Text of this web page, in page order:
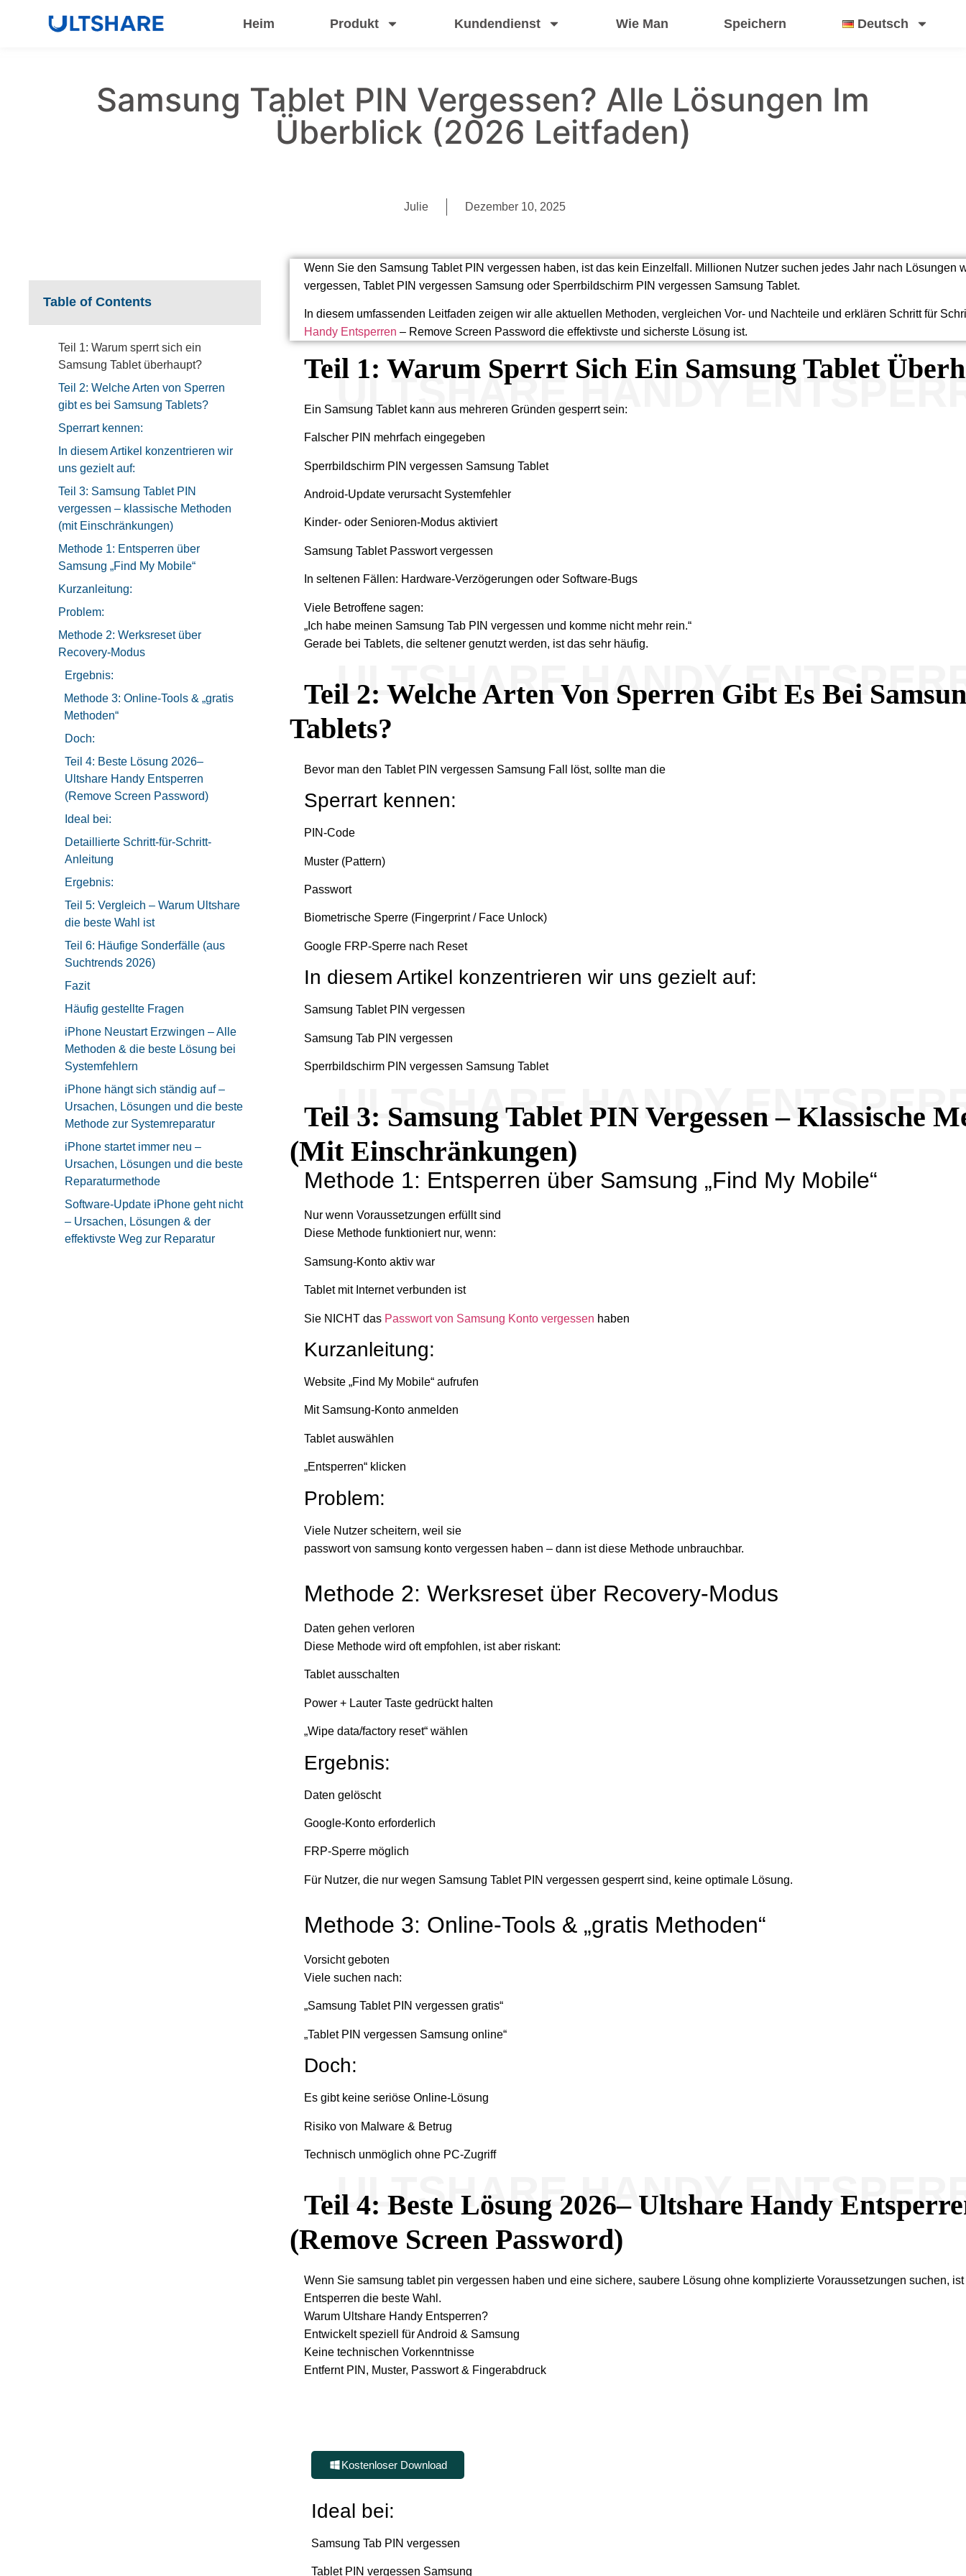
Heim Produkt Kundendienst Wie Man Speichern Deutsch
Samsung Tablet PIN Vergessen? Alle Lösungen Im
Überblick (2026 Leitfaden)
Julie Dezember 10, 2025
Table of Contents
Teil 1: Warum sperrt sich ein
Samsung Tablet überhaupt?
Teil 2: Welche Arten von Sperren
gibt es bei Samsung Tablets?
Sperrart kennen:
In diesem Artikel konzentrieren wir
uns gezielt auf:
Teil 3: Samsung Tablet PIN
vergessen – klassische Methoden
(mit Einschränkungen)
Methode 1: Entsperren über
Samsung „Find My Mobile“
Kurzanleitung:
Problem:
Methode 2: Werksreset über
Recovery-Modus
Ergebnis:
Methode 3: Online-Tools & „gratis
Methoden“
Doch:
Teil 4: Beste Lösung 2026–
Ultshare Handy Entsperren
(Remove Screen Password)
Ideal bei:
Detaillierte Schritt-für-Schritt-
Anleitung
Ergebnis:
Teil 5: Vergleich – Warum Ultshare
die beste Wahl ist
Teil 6: Häufige Sonderfälle (aus
Suchtrends 2026)
Fazit
Häufig gestellte Fragen
iPhone Neustart Erzwingen – Alle
Methoden & die beste Lösung bei
Systemfehlern
iPhone hängt sich ständig auf –
Ursachen, Lösungen und die beste
Methode zur Systemreparatur
iPhone startet immer neu –
Ursachen, Lösungen und die beste
Reparaturmethode
Software-Update iPhone geht nicht
– Ursachen, Lösungen & der
effektivste Weg zur Reparatur
Wenn Sie den Samsung Tablet PIN vergessen haben, ist das kein Einzelfall. Millionen Nutzer suchen jedes Jahr nach Lösungen
vergessen, Tablet PIN vergessen Samsung oder Sperrbildschirm PIN vergessen Samsung Tablet.
In diesem umfassenden Leitfaden zeigen wir alle aktuellen Methoden, vergleichen Vor- und Nachteile und erklären Schritt für
Handy Entsperren – Remove Screen Password die effektivste und sicherste Lösung ist.
ULTSHARE HANDY
Teil 1: Warum Sperrt Sich Ein Samsung Tablet
Ein Samsung Tablet kann aus mehreren Gründen gesperrt sein:
Falscher PIN mehrfach eingegeben
Sperrbildschirm PIN vergessen Samsung Tablet
Android-Update verursacht Systemfehler
Kinder- oder Senioren-Modus aktiviert
Samsung Tablet Passwort vergessen
In seltenen Fällen: Hardware-Verzögerungen oder Software-Bugs
Viele Betroffene sagen:
„Ich habe meinen Samsung Tab PIN vergessen und komme nicht mehr rein.“
Gerade bei Tablets, die seltener genutzt werden, ist das sehr häufig.
ULTSHARE HANDY
Teil 2: Welche Arten Von Sperren Gibt Es Bei
Tablets?
Bevor man den Tablet PIN vergessen Samsung Fall löst, sollte man die
Sperrart kennen:
PIN-Code
Muster (Pattern)
Passwort
Biometrische Sperre (Fingerprint / Face Unlock)
Google FRP-Sperre nach Reset
In diesem Artikel konzentrieren wir uns gezielt auf:
Samsung Tablet PIN vergessen
Samsung Tab PIN vergessen
Sperrbildschirm PIN vergessen Samsung Tablet
ULTSHARE HANDY
Teil 3: Samsung Tablet PIN Vergessen – Klassische
(mit Einschränkungen)
Methode 1: Entsperren über Samsung „Find My Mobile“
Nur wenn Voraussetzungen erfüllt sind
Diese Methode funktioniert nur, wenn:
Samsung-Konto aktiv war
Tablet mit Internet verbunden ist
Sie NICHT das Passwort von Samsung Konto vergessen haben
Kurzanleitung:
Website „Find My Mobile“ aufrufen
Mit Samsung-Konto anmelden
Tablet auswählen
„Entsperren“ klicken
Problem:
Viele Nutzer scheitern, weil sie
passwort von samsung konto vergessen haben – dann ist diese Methode unbrauchbar.
Methode 2: Werksreset über Recovery-Modus
Daten gehen verloren
Diese Methode wird oft empfohlen, ist aber riskant:
Tablet ausschalten
Power + Lauter Taste gedrückt halten
„Wipe data/factory reset“ wählen
Ergebnis:
Daten gelöscht
Google-Konto erforderlich
FRP-Sperre möglich
Für Nutzer, die nur wegen Samsung Tablet PIN vergessen gesperrt sind, keine optimale Lösung.
Methode 3: Online-Tools & „gratis Methoden“
Vorsicht geboten
Viele suchen nach:
„Samsung Tablet PIN vergessen gratis“
„Tablet PIN vergessen Samsung online“
Doch:
Es gibt keine seriöse Online-Lösung
Risiko von Malware & Betrug
Technisch unmöglich ohne PC-Zugriff
ULTSHARE HANDY
Teil 4: Beste Lösung 2026– Ultshare Handy
(Remove Screen Password)
Wenn Sie samsung tablet pin vergessen haben und eine sichere, saubere Lösung ohne komplizierte Voraussetzungen suchen,
Entsperren die beste Wahl.
Warum Ultshare Handy Entsperren?
Entwickelt speziell für Android & Samsung
Keine technischen Vorkenntnisse
Entfernt PIN, Muster, Passwort & Fingerabdruck
Kostenloser Download
Ideal bei:
Samsung Tab PIN vergessen
Tablet PIN vergessen Samsung